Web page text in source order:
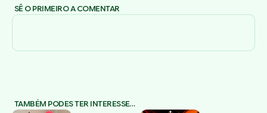
SÊ O PRIMEIRO A COMENTAR
TAMBÉM PODES TER INTERESSE…